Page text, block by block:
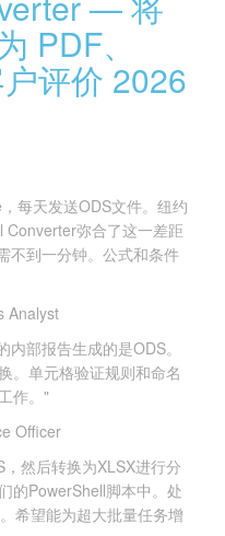
PDF、
评价 2026
每天发送ODS文件。纽约
Converter弥合了这一差距
到一分钟。公式和条件
Analyst
部报告生成的是ODS。
。单元格验证规则和命名
作。"
Officer
然后转换为XLSX进行分
的PowerShell脚本中。处
希望能为超大批量任务增